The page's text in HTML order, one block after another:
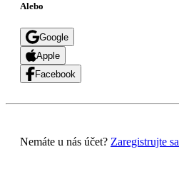
Alebo
Google
Apple
Facebook
Nemáte u nás účet? Zaregistrujte sa